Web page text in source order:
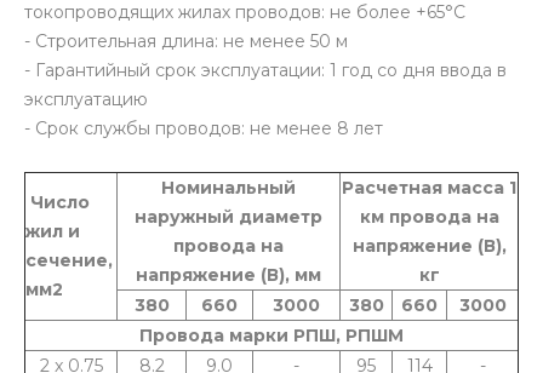
токопроводящих жилах проводов: не более +65°С
- Строительная длина: не менее 50 м
- Гарантийный срок эксплуатации: 1 год со дня ввода в
эксплуатацию
- Срок службы проводов: не менее 8 лет
Число
жил и
сечение,
мм2
Номинальный
наружный диаметр
провода на
напряжение (В), мм
Расчетная масса 1
км провода на
напряжение (В),
кг
380
660 3000 380 660
3000
Провода марки РПШ, РПШМ
2 x 0.75
8.2 9.0 - 95 114 -